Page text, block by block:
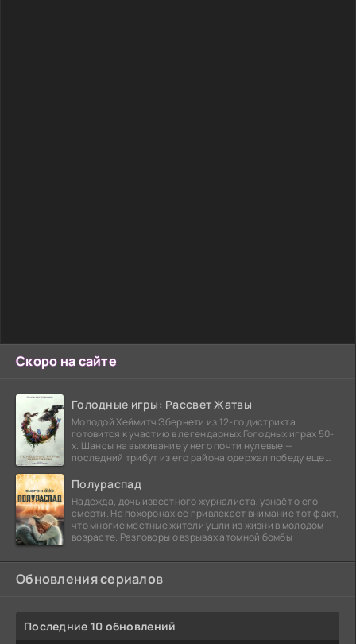
Скоро на сайте
Голодные игры: Рассвет Жатвы
Молодой Хеймитч Эбернети из 12-го дистрикта
готовится к участию в легендарных Голодных играх 50-
х. Шансы на выживание у него почти нулевые —
последний трибут из его района одержал победу еще
Полураспад
Надежда, дочь известного журналиста, узнаёт о его
смерти. На похоронах её привлекает внимание тот факт,
что многие местные жители ушли из жизни в молодом
возрасте. Разговоры о взрывах атомной бомбы
Обновления сериалов
Последние 10 обновлений